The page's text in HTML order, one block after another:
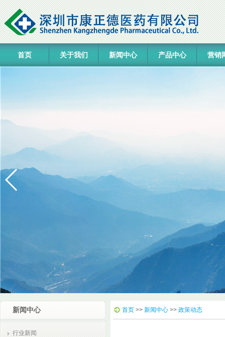
首页 关于我们 新闻中心 产品中心 营销
新闻中心
行业新闻
首页 >> 新闻中心 >> 政策动态